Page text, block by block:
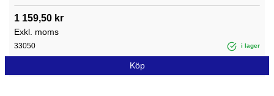
1 159,50 kr
Exkl. moms
33050 i lager
Köp